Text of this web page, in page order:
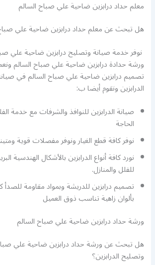
معلم حداد درابزين ضاحية علي صباح السالم
هل تبحث عن معلم حداد درابزين ضاحية علي
نوفر خدمة صيانة وتصليح درابزين ضاحية علي
ورشة حدادة درابزين ضاحية علي صباح السالم
تصميم درابزين ضاحية علي صباح السالم في
الدرابزين ونقوم أيضا ب:
صيانة الدرابزين للنوافذ والشرفات مع خدمة
الحاجة
نوفر كافة قطع الغيار ونوفر مفصلات قوية
نورد كافة أنواع الدرابزين بالأشكال الهندسية
للفلل والمنازل.
تصميم درابزين للدريشة وبمواد مقاومة للصدأ
بألوان زاهية تناسب ذوق العميل
ورشة حداد درابزين ضاحية علي صباح السالم
هل تبحث عن ورشة حداد درابزين ضاحية علي
وتصليح الدرابزين؟